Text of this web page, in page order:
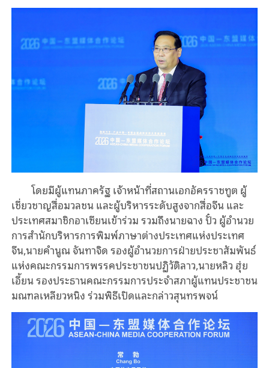
โดยมีผู้แทนภาครัฐ เจ้าหน้าที่สถานเอกอัครราชทูต ผู้
เชี่ยวชาญสื่อมวลชน และผู้บริหารระดับสูงจากสื่อจีน และ
ประเทศสมาชิกอาเซียนเข้าร่วม รวมถึงนายฉาง ปั๋ว ผู้อำนวย
การสำนักบริหารการพิมพ์ภาษาต่างประเทศแห่งประเทศ
จีน,นายคำนูณ จันทาจิด รองผู้อำนวยการฝ่ายประชาสัมพันธ์
แห่งคณะกรรมการพรรคประชาชนปฏิวัติลาว,นายหลิว ฮุ่ย
เอี้ยน รองประธานคณะกรรมการประจำสภาผู้แทนประชาชน
มณฑลเหลียวหนิง ร่วมพิธีเปิดและกล่าวสุนทรพจน์